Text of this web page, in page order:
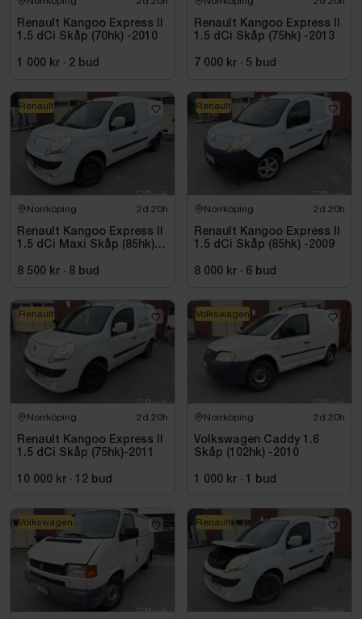
Renault Kangoo Express II
1.5 dCi Skåp (70hk) -2010
1 000 kr · 2 bud
Renault Kangoo Express II
1.5 dCi Skåp (75hk) -2013
7 000 kr · 5 bud
Norrköping 2d 20h
Renault Kangoo Express II
1.5 dCi Maxi Skåp (85hk)
8 500 kr · 8 bud
Renault
Norrköping 2d 20h
Renault Kangoo Express II
1.5 dCi Skåp (85hk) -2009
8 000 kr · 6 bud
Renault
Norrköping 2d 20h
Renault Kangoo Express II
1.5 dCi Skåp (75hk)-2011
10 000 kr · 12 bud
Renault
Norrköping 2d 20h
Volkswagen Caddy 1.6
Skåp (102hk) -2010
1 000 kr · 1 bud
Volkswagen
Volkswagen Renault